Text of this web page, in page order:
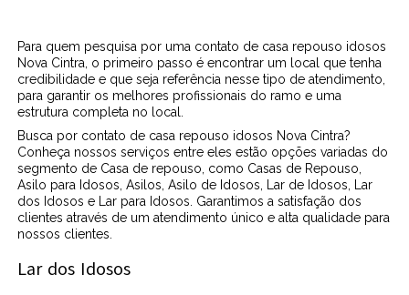
Para quem pesquisa por uma contato de casa repouso idosos
Nova Cintra, o primeiro passo é encontrar um local que tenha
credibilidade e que seja referência nesse tipo de atendimento,
para garantir os melhores profissionais do ramo e uma
estrutura completa no local.
Busca por contato de casa repouso idosos Nova Cintra?
Conheça nossos serviços entre eles estão opções variadas do
segmento de Casa de repouso, como Casas de Repouso,
Asilo para Idosos, Asilos, Asilo de Idosos, Lar de Idosos, Lar
dos Idosos e Lar para Idosos. Garantimos a satisfação dos
clientes através de um atendimento único e alta qualidade para
nossos clientes.
Lar dos Idosos